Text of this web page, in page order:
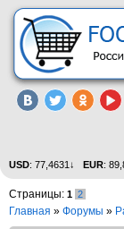
USD: 77,4631↓ EUR:
Страницы: 1 2
Главная » Форумы »